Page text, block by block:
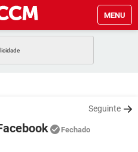
MENU
GMAIL
WHATSAPP
Seguinte
Fechado